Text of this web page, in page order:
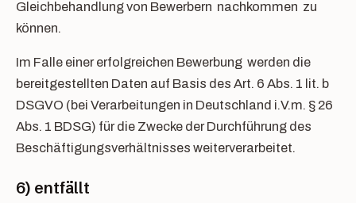
Gleichbehandlung von Bewerbern nachkommen zu
können.
Im Falle einer erfolgreichen Bewerbung werden die
bereitgestellten Daten auf Basis des Art. 6 Abs. 1 lit. b
DSGVO (bei Verarbeitungen in Deutschland i.V.m. § 26
Abs. 1 BDSG) für die Zwecke der Durchführung des
Beschäftigungsverhältnisses weiterverarbeitet.
6) entfällt